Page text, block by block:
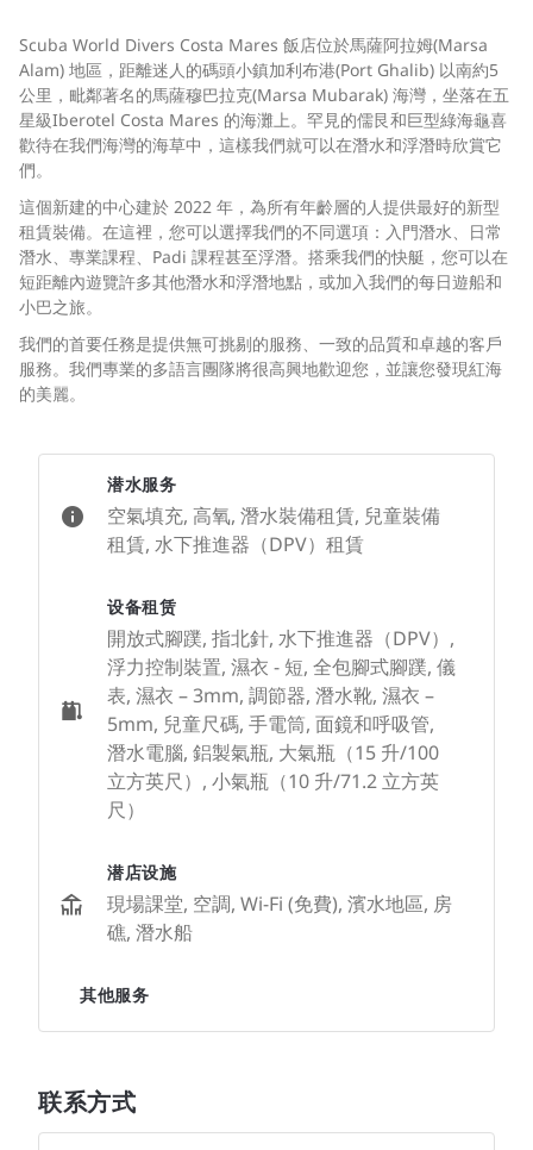
Scuba World Divers Costa Mares 飯店位於馬薩阿拉姆(Marsa
Alam) 地區，距離迷人的碼頭小鎮加利布港(Port Ghalib) 以南約5
公里，毗鄰著名的馬薩穆巴拉克(Marsa Mubarak) 海灣，坐落在五
星級Iberotel Costa Mares 的海灘上。罕見的儒艮和巨型綠海龜喜
歡待在我們海灣的海草中，這樣我們就可以在潛水和浮潛時欣賞它
們。
這個新建的中心建於 2022 年，為所有年齡層的人提供最好的新型
租賃裝備。在這裡，您可以選擇我們的不同選項：入門潛水、日常
潛水、專業課程、Padi 課程甚至浮潛。搭乘我們的快艇，您可以在
短距離內遊覽許多其他潛水和浮潛地點，或加入我們的每日遊船和
小巴之旅。
我們的首要任務是提供無可挑剔的服務、一致的品質和卓越的客戶
服務。我們專業的多語言團隊將很高興地歡迎您，並讓您發現紅海
的美麗。
潜水服务
空氣填充, 高氧, 潛水裝備租賃, 兒童裝備
租賃, 水下推進器（DPV）租賃
设备租赁
開放式腳蹼, 指北針, 水下推進器（DPV）,
浮力控制裝置, 濕衣 - 短, 全包腳式腳蹼, 儀
表, 濕衣 – 3mm, 調節器, 潛水靴, 濕衣 –
5mm, 兒童尺碼, 手電筒, 面鏡和呼吸管,
潛水電腦, 鋁製氣瓶, 大氣瓶（15 升/100
立方英尺）, 小氣瓶（10 升/71.2 立方英
尺）
潜店设施
現場課堂, 空調, Wi-Fi (免費), 濱水地區, 房
礁, 潛水船
其他服务
联系方式